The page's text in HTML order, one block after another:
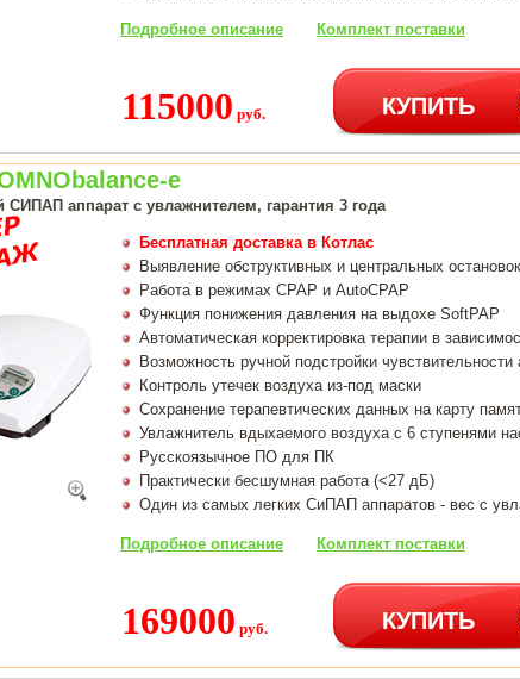
Подробное описание Комплект поставки
115000 руб. КУПИТЬ
e
СИПАП аппарат с увлажнителем, гарантия 3 года
Бесплатная доставка в Котлас
Выявление обструктивных и центральных
Работа в режимах CPAP и AutoCPAP
Функция понижения давления на выдохе SoftPAP
Автоматическая корректировка терапии в
Возможность ручной подстройки чувствительности
Контроль утечек воздуха из-под маски
Сохранение терапевтических данных на карту
Увлажнитель вдыхаемого воздуха с 6 ступенями
Русскоязычное ПО для ПК
Практически бесшумная работа (<27 дБ)
Один из самых легких СиПАП аппаратов - вес с
Подробное описание Комплект поставки
169000 руб. КУПИТЬ